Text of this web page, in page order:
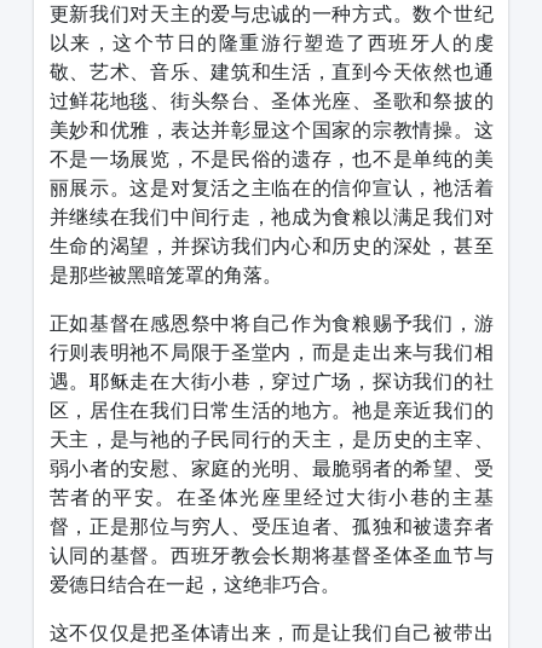
更新我们对天主的爱与忠诚的一种方式。数个世纪
以来，这个节日的隆重游行塑造了西班牙人的虔
敬、艺术、音乐、建筑和生活，直到今天依然也通
过鲜花地毯、街头祭台、圣体光座、圣歌和祭披的
美妙和优雅，表达并彰显这个国家的宗教情操。这
不是一场展览，不是民俗的遗存，也不是单纯的美
丽展示。这是对复活之主临在的信仰宣认，祂活着
并继续在我们中间行走，祂成为食粮以满足我们对
生命的渴望，并探访我们内心和历史的深处，甚至
是那些被黑暗笼罩的角落。
正如基督在感恩祭中将自己作为食粮赐予我们，游
行则表明祂不局限于圣堂内，而是走出来与我们相
遇。耶稣走在大街小巷，穿过广场，探访我们的社
区，居住在我们日常生活的地方。祂是亲近我们的
天主，是与祂的子民同行的天主，是历史的主宰、
弱小者的安慰、家庭的光明、最脆弱者的希望、受
苦者的平安。在圣体光座里经过大街小巷的主基
督，正是那位与穷人、受压迫者、孤独和被遗弃者
认同的基督。西班牙教会长期将基督圣体圣血节与
爱德日结合在一起，这绝非巧合。
这不仅仅是把圣体请出来，而是让我们自己被带出